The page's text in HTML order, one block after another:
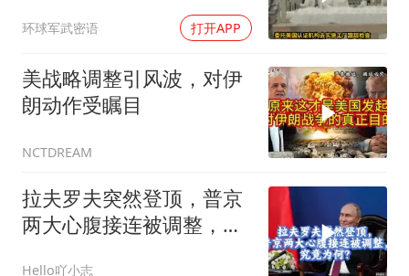
环球军武密语 打开APP
美战略调整引风波，对伊
朗动作受瞩目
NCTDREAM
拉夫罗夫突然登顶，普京
两大心腹接连被调整，究
Hello吖小志